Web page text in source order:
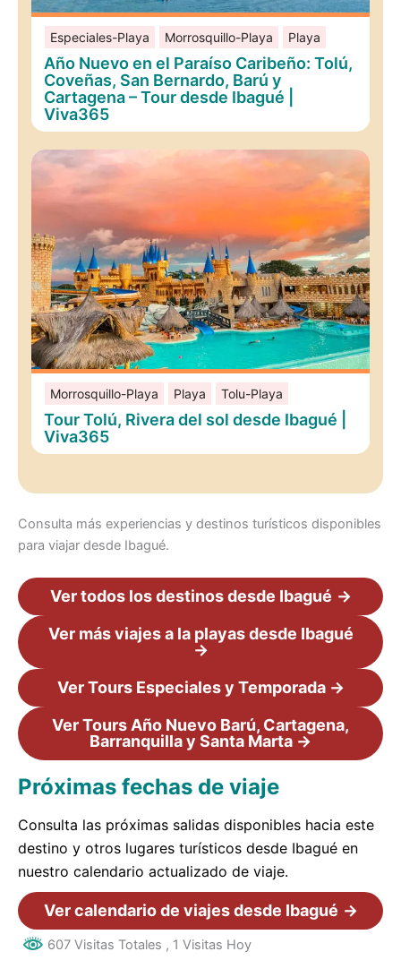
Especiales-Playa Morrosquillo-Playa Playa
Año Nuevo en el Paraíso Caribeño: Tolú,
Coveñas, San Bernardo, Barú y
Cartagena – Tour desde Ibagué |
Viva365
Morrosquillo-Playa Playa Tolu-Playa
Tour Tolú, Rivera del sol desde Ibagué |
Viva365
Consulta más experiencias y destinos turísticos disponibles
para viajar desde Ibagué.
Ver todos los destinos desde Ibagué →
Ver más viajes a la playas desde Ibagué
→
Ver Tours Especiales y Temporada →
Ver Tours Año Nuevo Barú, Cartagena,
Barranquilla y Santa Marta →
Próximas fechas de viaje
Consulta las próximas salidas disponibles hacia este
destino y otros lugares turísticos desde Ibagué en
nuestro calendario actualizado de viaje.
Ver calendario de viajes desde Ibagué →
607 Visitas Totales , 1 Visitas Hoy